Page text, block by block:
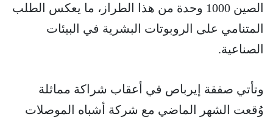
الصين 1000 وحدة من هذا الطراز، ما يعكس الطلب
المتنامي على الروبوتات البشرية في البيئات
الصناعية.
وتأتي صفقة إيرباص في أعقاب شراكة مماثلة
وُقعت الشهر الماضي مع شركة أشباه الموصلات